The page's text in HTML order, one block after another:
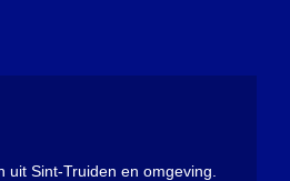
uit Sint-Truiden en omgeving.